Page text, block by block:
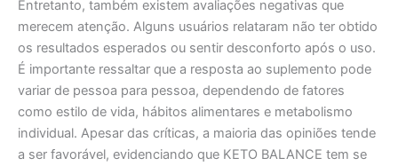
Entretanto, também existem avaliações negativas que
merecem atenção. Alguns usuários relataram não ter obtido
os resultados esperados ou sentir desconforto após o uso.
É importante ressaltar que a resposta ao suplemento pode
variar de pessoa para pessoa, dependendo de fatores
como estilo de vida, hábitos alimentares e metabolismo
individual. Apesar das críticas, a maioria das opiniões tende
a ser favorável, evidenciando que KETO BALANCE tem se